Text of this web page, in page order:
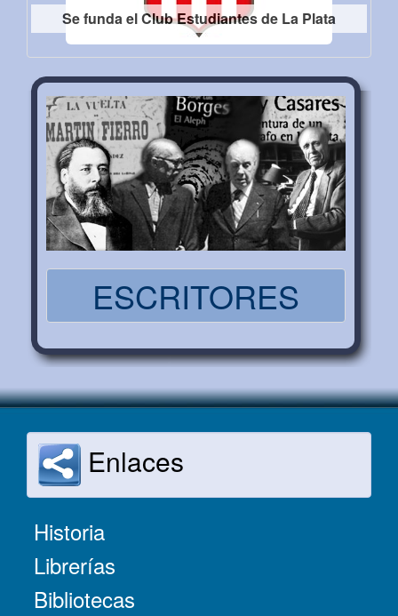
Se funda el Club Estudiantes de La Plata
ESCRITORES
Enlaces
Historia
Librerías
Bibliotecas